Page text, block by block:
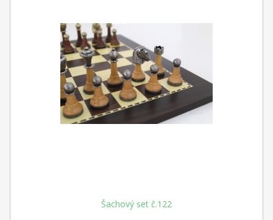
Šachový set č.122